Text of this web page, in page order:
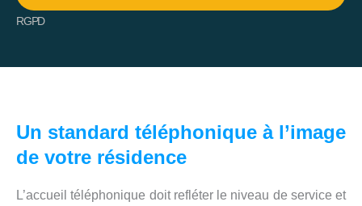
RGPD
Un standard téléphonique à l’image
de votre résidence
L’accueil téléphonique doit refléter le niveau de service et